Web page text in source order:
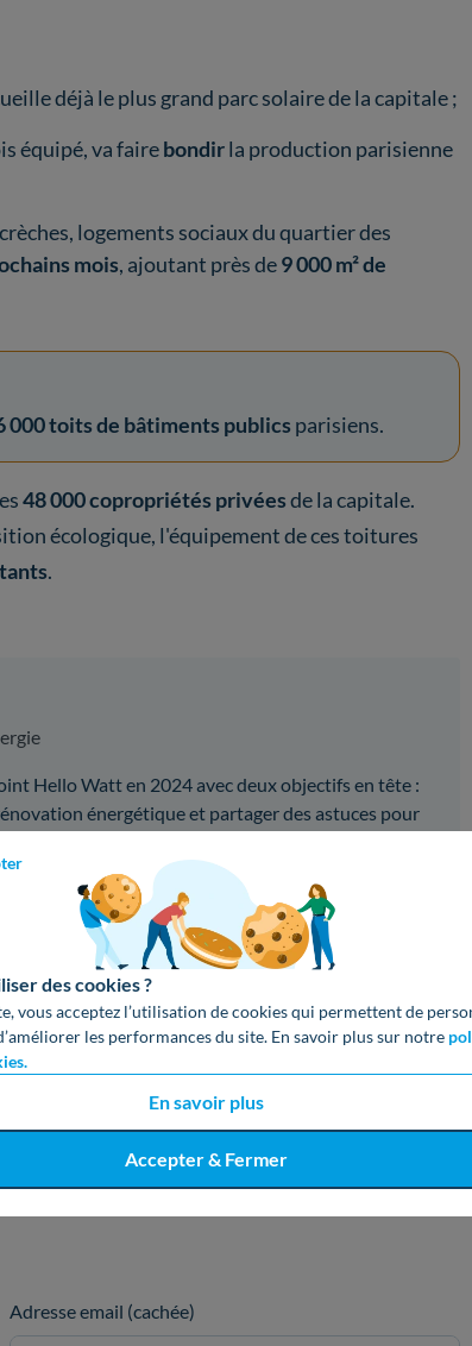
des cookies ?
vous acceptez l’utilisation de cookies qui permettent de
les performances du site. En savoir plus sur notre
En savoir plus
Accepter & Fermer
déjà le plus grand parc solaire de la capitale ;
équipé, va fairebondirla production parisienne
logements sociaux du quartier des
mois, ajoutant près de9 000 m² de
000 toits de bâtiments publics parisiens.
48 000 copropriétés privéesde la capitale.
écologique, l'équipement de ces toitures
.
Hello Watt en 2024 avec deux objectifs en tête :
énergétique et partager des astuces pour
cet article ?
! Partagez cet article sur vos réseaux :
Copier le lien
Adresse email (cachée)